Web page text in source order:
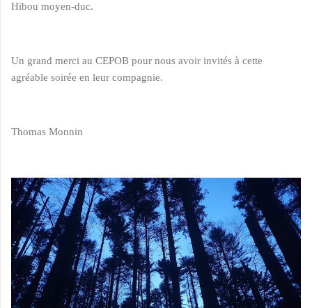
Hibou moyen-duc.
Un grand merci au CEPOB pour nous avoir invités à cette
agréable soirée en leur compagnie.
Thomas Monnin